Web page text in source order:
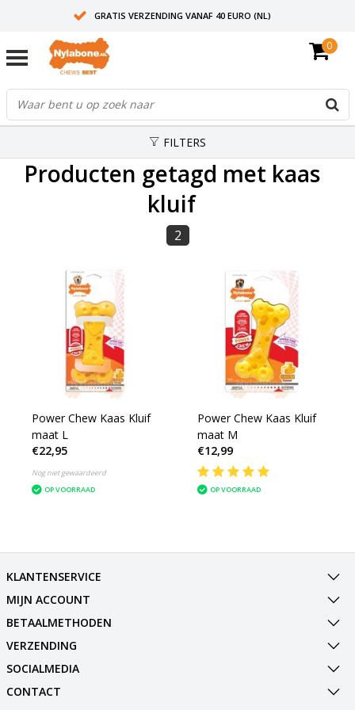
GRATIS VERZENDING VANAF 40 EURO (NL)
0
FILTERS
Producten getagd met kaas
kluif
2
Power Chew Kaas Kluif
maat L
€22,95
Nog niet gewaardeerd
OP VOORRAAD
Power Chew Kaas Kluif
maat M
€12,99
OP VOORRAAD
KLANTENSERVICE
MIJN ACCOUNT
BETAALMETHODEN
VERZENDING
SOCIALMEDIA
CONTACT